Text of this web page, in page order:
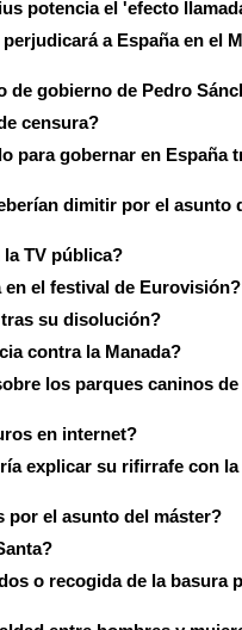
potencia el 'efecto
a España en el
de gobierno de Pedro
censura?
para gobernar en España
dimitir por el asunto
TV pública?
en el festival de Eurovisión?
su disolución?
contra la Manada?
los parques caninos de
en internet?
explicar su rifirrafe con la
por el asunto del máster?
o recogida de la basura